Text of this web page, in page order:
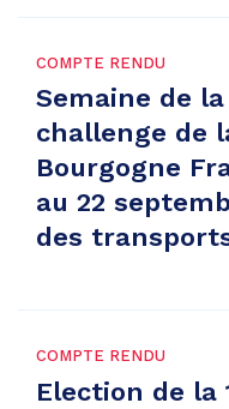
COMPTE RENDU
Semaine de
challenge de
Bourgogne
au 22
des
COMPTE RENDU
Election de la